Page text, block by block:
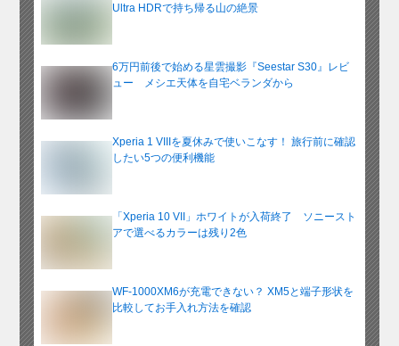
Ultra HDRで持ち帰る山の絶景
6万円前後で始める星雲撮影『Seestar S30』レビ
ュー メシエ天体を自宅ベランダから
Xperia 1 VIIIを夏休みで使いこなす！ 旅行前に確認
したい5つの便利機能
「Xperia 10 VII」ホワイトが入荷終了 ソニースト
アで選べるカラーは残り2色
WF-1000XM6が充電できない？ XM5と端子形状を
比較してお手入れ方法を確認